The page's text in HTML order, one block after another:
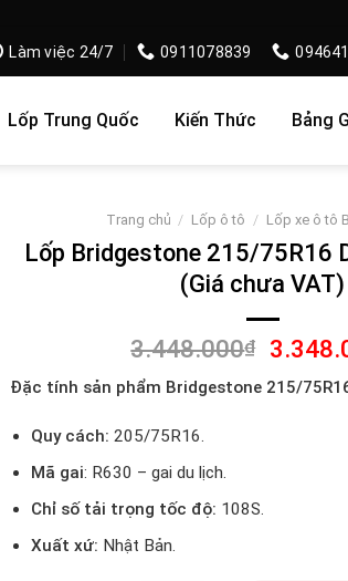
Làm việc 24/7 0911078839
Lốp Trung Quốc Kiến Thức Bảng
Trang chủ / Lốp ô tô / Lốp xe ô tô
Lốp Bridgestone 215/75R16
(Giá chưa VAT)
3.448.000₫
Giá
là:
Đặc tính sản phẩm Bridgestone 215/
Quy cách: 205/75R16.
Mã gai: R630 – gai du lịch.
Chỉ số tải trọng tốc độ: 108S.
Xuất xứ: Nhật Bản.